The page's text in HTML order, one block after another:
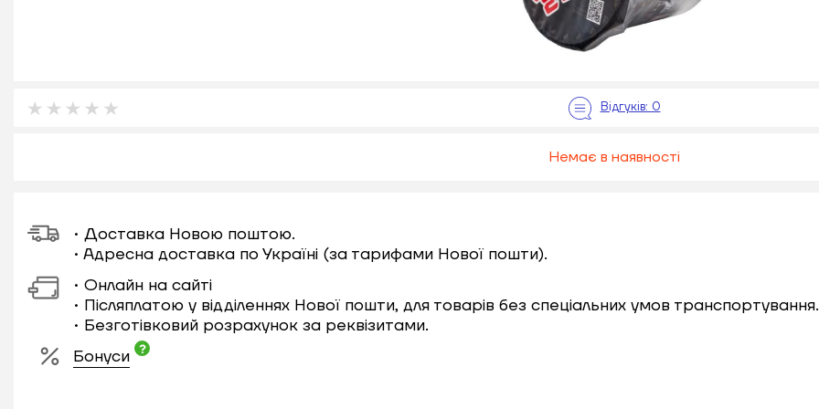
Немає в наявності
• Доставка Новою поштою.
• Адресна доставка по Україні (за тарифами Нової пошти).
• Онлайн на сайті
• Післяплатою у відділеннях Нової пошти, для товарів без спеціальних умов транспортування.
• Безготівковий розрахунок за реквізитами.
Бонуси